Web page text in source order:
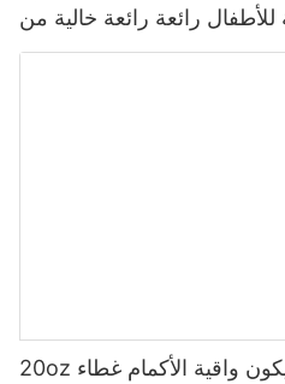
رائعة رائعة خالية من
20oz صديقة للبيئة القش سيليكون واقية الأكمام غطاء